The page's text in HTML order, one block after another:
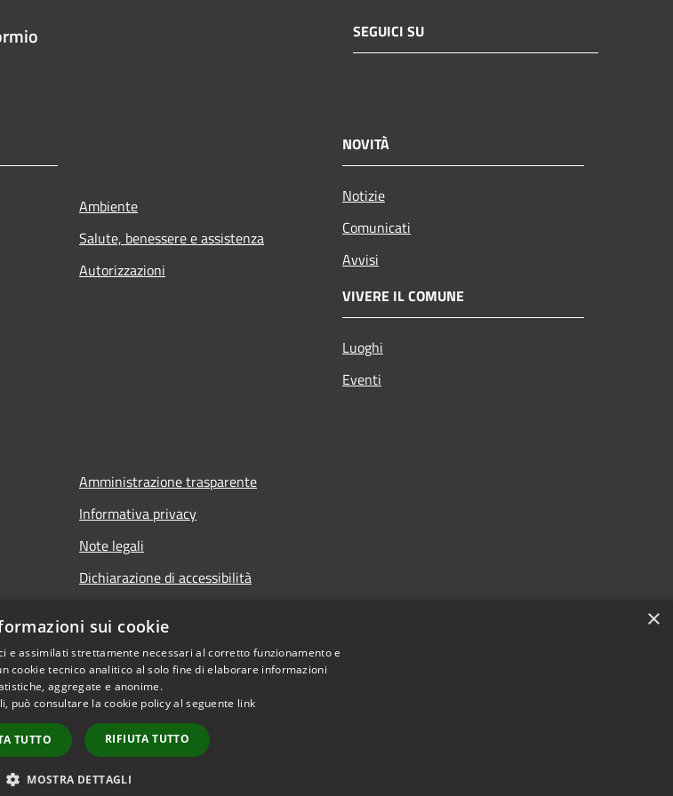
SEGUICI SU
Ambiente
Salute, benessere e assistenza
Autorizzazioni
NOVITÀ
Notizie
Comunicati
Avvisi
VIVERE IL COMUNE
Luoghi
Eventi
Amministrazione trasparente
Informativa privacy
Note legali
Dichiarazione di accessibilità
Copyright © 2026 • Comune di Bormio • Powered by
×
sui cookie
e assimilati strettamente necessari al corretto funzionamento e
cookie tecnico analitico al solo fine di elaborare informazioni
aggregate e anonime.
può consultare la cookie policy al seguente link
TUTTO RIFIUTA TUTTO
MOSTRA DETTAGLI